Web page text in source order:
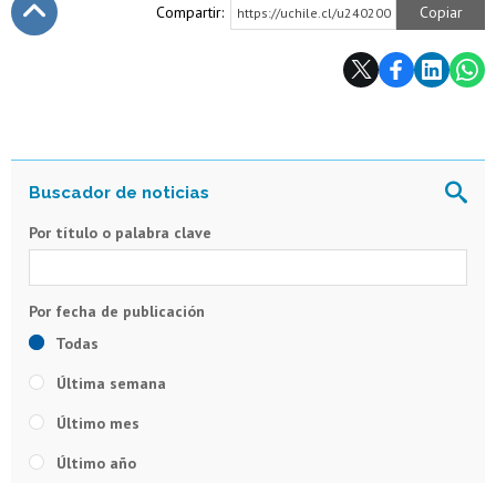
Compartir: https://uchile.cl/u240200 Copiar
Por título o palabra clave
Todas
Última semana
Último mes
Último año